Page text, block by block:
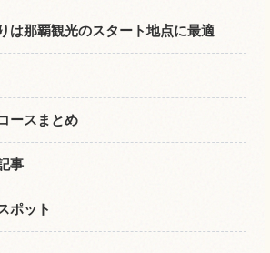
は那覇観光のスタート地点に最適
ースまとめ
事
ポット